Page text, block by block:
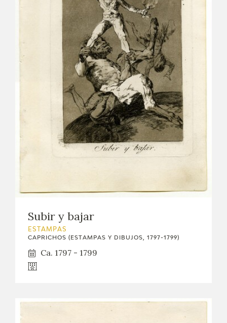
Subir y bajar
ESTAMPAS
CAPRICHOS (ESTAMPAS Y DIBUJOS, 1797-1799)
Ca. 1797 - 1799